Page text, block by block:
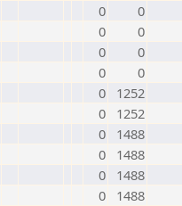
0
0
0
0
0
0
0
0
0
1252
0
1252
0
1488
0
1488
0
1488
0
1488